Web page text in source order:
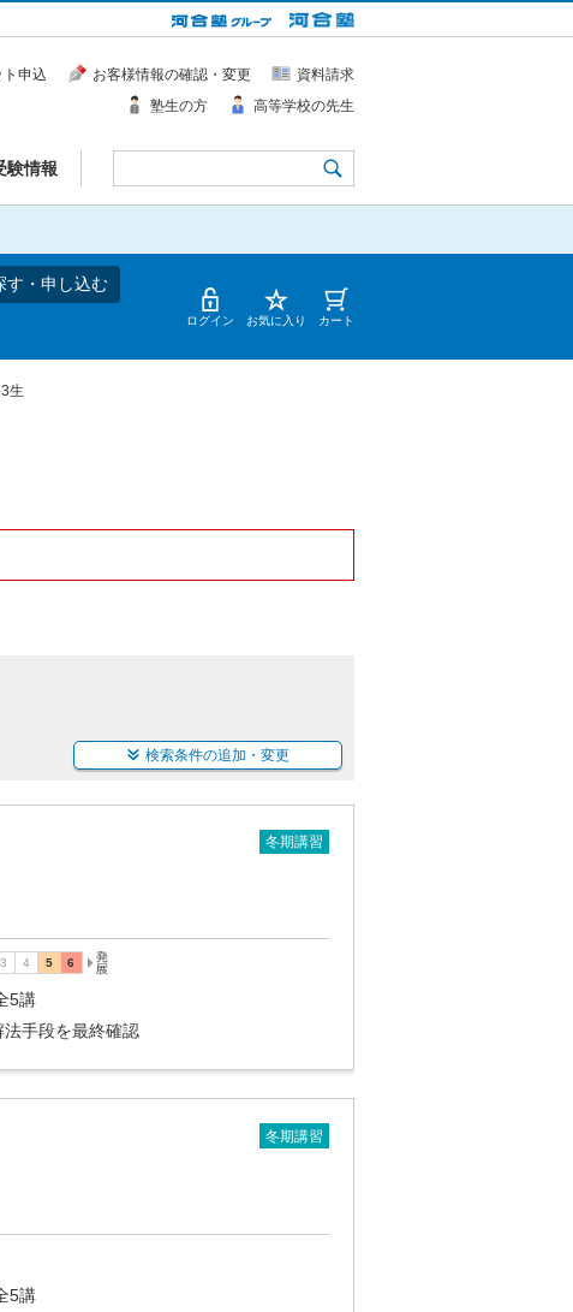
験情報
申込 お客様情報の確認・変更
資料請求
塾生の方
高等学校の先生
す・申し込む
ログイン お気に入り カート
生
検索条件の追加・変更
冬期講習
5講
手段を最終確認
冬期講習
5講